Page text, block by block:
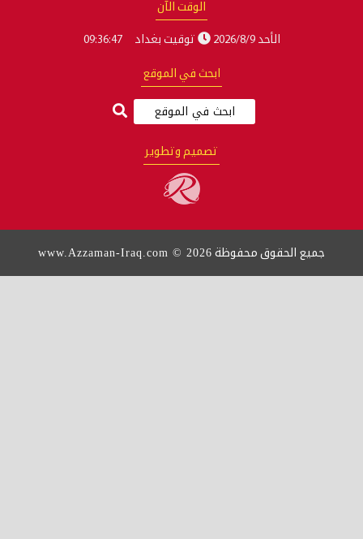
الوقت الآن
الأحد 2026/8/9 توقيت بغداد 09:36:48
ابحث في الموقع
تصميم وتطوير
جميع الحقوق محفوظةwww.Azzaman-Iraq.com © 2026